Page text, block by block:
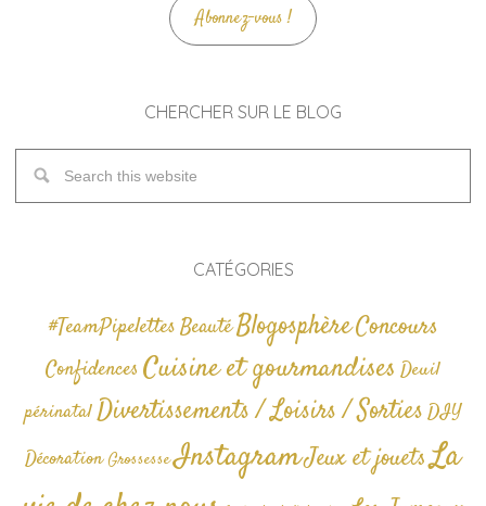
Abonnez-vous !
CHERCHER SUR LE BLOG
CATÉGORIES
#TeamPipelettesBeautéBlogosphèreConcours
Confidences Cuisine et gourmandises Deuil
périnatalDivertissements / Loisirs / SortiesDIY
Décoration GrossesseInstagramJeux et jouetsLa